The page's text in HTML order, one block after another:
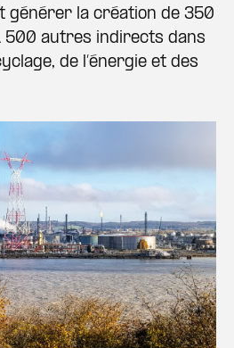
générer la création de 350
500 autres indirects dans
de l’énergie et des